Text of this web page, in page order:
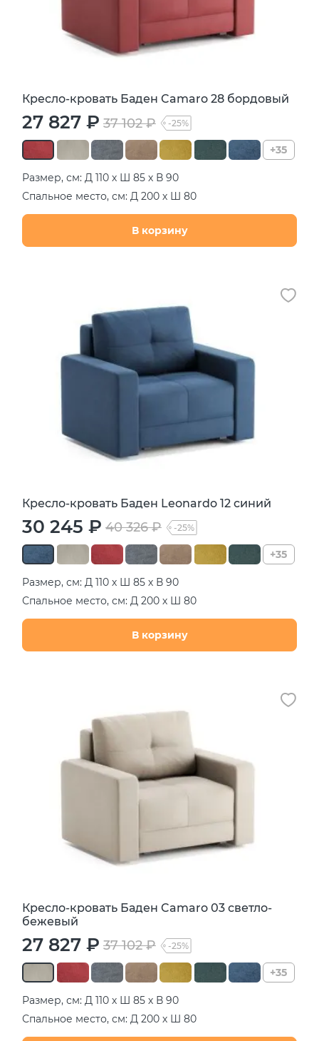
Кресло-кровать Баден Camaro 28 бордовый
27 827 ₽ 37 102 ₽ -25%
+35
Размер, см: Д 110 х Ш 85 х В 90
Спальное место, см: Д 200 х Ш 80
В корзину
Кресло-кровать Баден Leonardo 12 синий
30 245 ₽ 40 326 ₽ -25%
+35
Размер, см: Д 110 х Ш 85 х В 90
Спальное место, см: Д 200 х Ш 80
В корзину
Кресло-кровать Баден Camaro 03 светло-
бежевый
27 827 ₽ 37 102 ₽ -25%
+35
Размер, см: Д 110 х Ш 85 х В 90
Спальное место, см: Д 200 х Ш 80